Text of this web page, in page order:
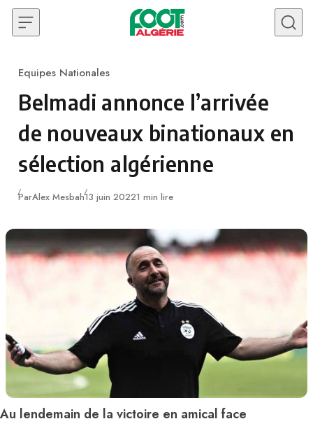
Skip to content
Category
Equipes Nationales
Belmadi annonce l’arrivée
de nouveaux binationaux en
sélection algérienne
ParAlex MesbahPublié
13 juin 20221 min lire
Au lendemain de la victoire en amical face